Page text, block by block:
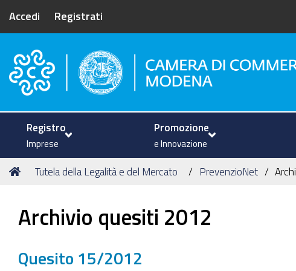
Accedi Registrati
Camera di Commercio di Modena
Registro
Imprese
Promozione
e Innovazione
Tu
Home
Tutela della Legalità e del Mercato PrevenzioNet
Archivio quesiti 2012
Quesito 15/2012